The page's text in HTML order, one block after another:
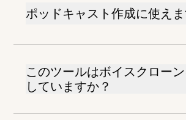
ポッドキャスト作成に使えま
このツールはボイスクロー
していますか？